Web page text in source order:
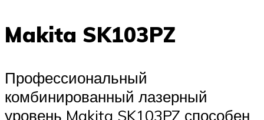
Makita SK103PZ
Профессиональный
комбинированный лазерный
уровень Makita SK103PZ способен